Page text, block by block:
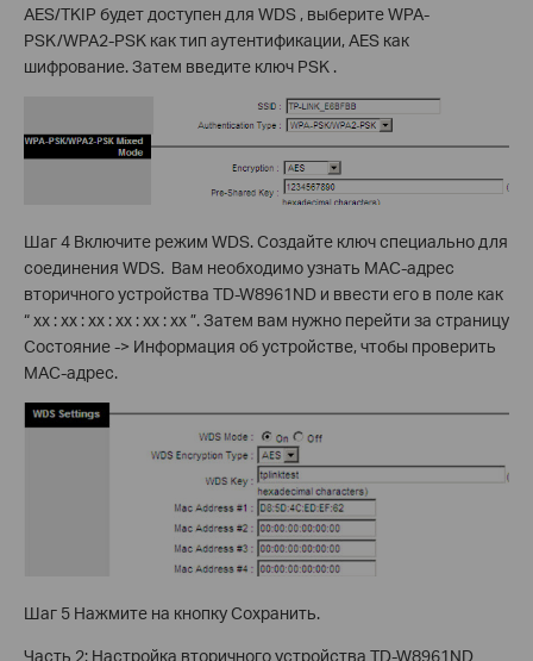
AES/TKIP будет доступен для WDS , выберите WPA-
PSK/WPA2-PSK как тип аутентификации, AES как
шифрование. Затем введите ключ PSK .
Шаг 4 Включите режим WDS. Создайте ключ специально для
соединения WDS. Вам необходимо узнать MAC-адрес
вторичного устройства TD-W8961ND и ввести его в поле как
“ xx : xx : xx : xx : xx : xx ”. Затем вам нужно перейти за страницу
Состояние -> Информация об устройстве, чтобы проверить
MAC-адрес.
Шаг 5 Нажмите на кнопку Сохранить.
Часть 2: Настройка вторичного устройства TD-W8961ND